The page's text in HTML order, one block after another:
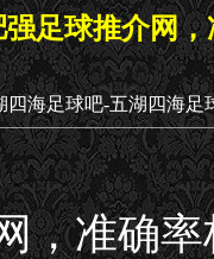
强足球推介网
四海足球吧-五湖四海足
，准确